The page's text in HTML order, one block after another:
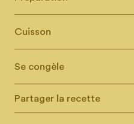
Cuisson
Se congèle
Partager la recette